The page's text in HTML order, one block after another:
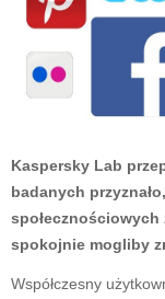
Kaspersky Lab
badanych
spokojnie mogliby
Współczesny